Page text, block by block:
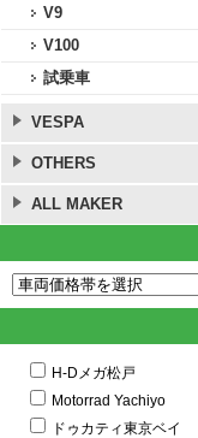
V9
V100
試乗車
VESPA
OTHERS
ALL MAKER
H-Dメガ松戸
Motorrad Yachiyo
ドゥカティ東京ベイ